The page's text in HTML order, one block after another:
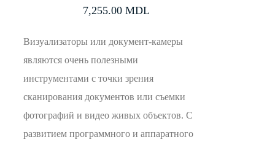
7,255.00 MDL
Визуализаторы или документ-камеры
являются очень полезными
инструментами с точки зрения
сканирования документов или съемки
фотографий и видео живых объектов. С
развитием программного и аппаратного